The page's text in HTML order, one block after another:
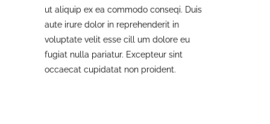
ut aliquip ex ea commodo conseqi. Duis
aute irure dolor in reprehenderit in
voluptate velit esse cill um dolore eu
fugiat nulla pariatur. Excepteur sint
occaecat cupidatat non proident.